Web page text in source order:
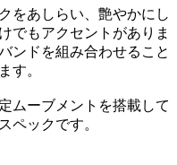
をあしらい、艶やかにし
でもアクセントがありま
ンドを組み合わせること
す。
ムーブメントを搭載して
ペックです。